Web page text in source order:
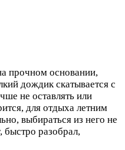
прочном основании,
дождик скатывается с
не оставлять или
для отдыха летним
выбираться из него не
разобрал,